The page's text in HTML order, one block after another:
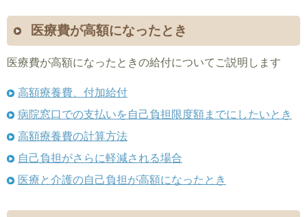
医療費が高額になったとき
医療費が高額になったときの給付についてご説明します
高額療養費、付加給付
病院窓口での支払いを自己負担限度額までにしたいとき
高額療養費の計算方法
自己負担がさらに軽減される場合
医療と介護の自己負担が高額になったとき